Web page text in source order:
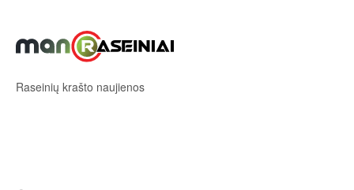
Raseinių krašto naujienos